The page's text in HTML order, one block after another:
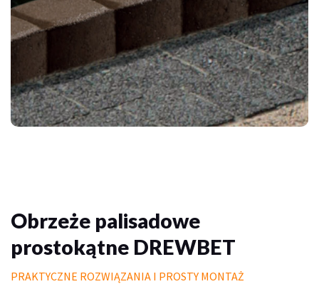
Obrzeża dekoracyjne
Palisady
Donice betonowe
Schody betonowe
Obrzeże palisadowe
prostokątne DREWBET
PRAKTYCZNE ROZWIĄZANIA I PROSTY MONTAŻ